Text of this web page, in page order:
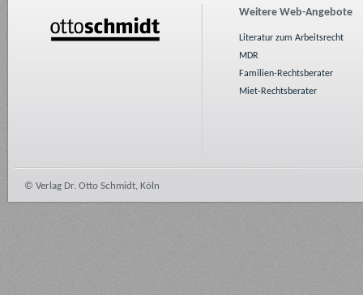
Weitere Web-Angebote
Literatur zum Arbeitsrecht
MDR
Familien-Rechtsberater
Miet-Rechtsberater
© Verlag Dr. Otto Schmidt, Köln